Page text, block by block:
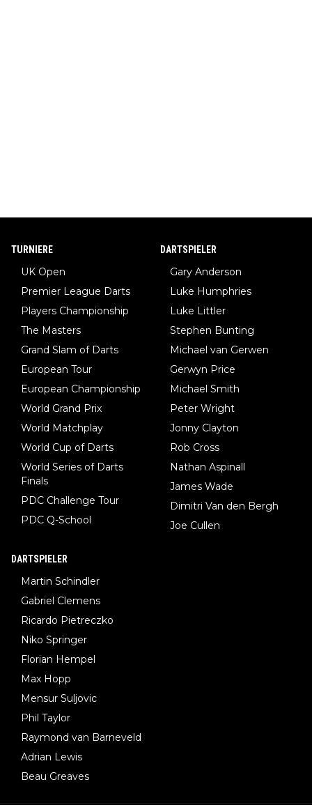
TURNIERE
UK Open
Premier League Darts
Players Championship
The Masters
Grand Slam of Darts
European Tour
European Championship
World Grand Prix
World Matchplay
World Cup of Darts
World Series of Darts
Finals
PDC Challenge Tour
PDC Q-School
DARTSPIELER
Gary Anderson
Luke Humphries
Luke Littler
Stephen Bunting
Michael van Gerwen
Gerwyn Price
Michael Smith
Peter Wright
Jonny Clayton
Rob Cross
Nathan Aspinall
James Wade
Dimitri Van den Bergh
Joe Cullen
DARTSPIELER
Martin Schindler
Gabriel Clemens
Ricardo Pietreczko
Niko Springer
Florian Hempel
Max Hopp
Mensur Suljovic
Phil Taylor
Raymond van Barneveld
Adrian Lewis
Beau Greaves